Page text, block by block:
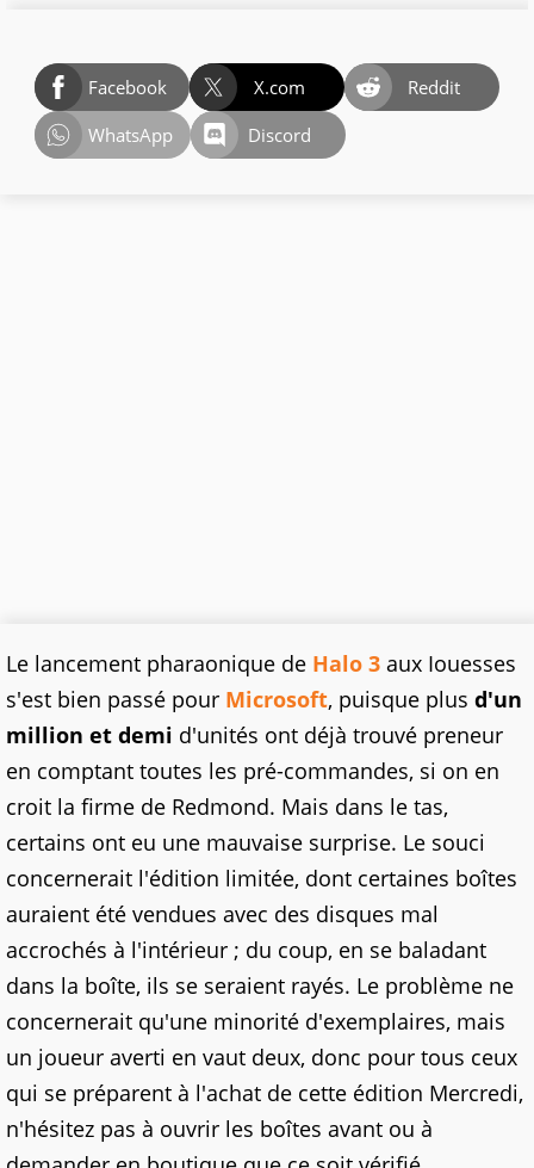
Facebook X.com
Reddit
WhatsApp
Discord
Le lancement pharaonique de Halo 3 aux Iouesses
s'est bien passé pour Microsoft, puisque plus d'un
million et demi d'unités ont déjà trouvé preneur
en comptant toutes les pré-commandes, si on en
croit la firme de Redmond. Mais dans le tas,
certains ont eu une mauvaise surprise. Le souci
concernerait l'édition limitée, dont certaines boîtes
auraient été vendues avec des disques mal
accrochés à l'intérieur ; du coup, en se baladant
dans la boîte, ils se seraient rayés. Le problème ne
concernerait qu'une minorité d'exemplaires, mais
un joueur averti en vaut deux, donc pour tous ceux
qui se préparent à l'achat de cette édition Mercredi,
n'hésitez pas à ouvrir les boîtes avant ou à